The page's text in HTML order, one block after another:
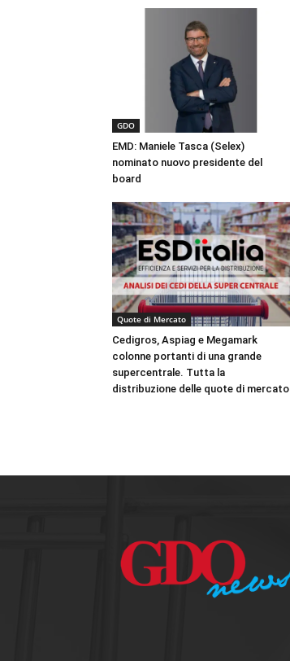
GDO
EMD: Maniele Tasca (Selex)
nominato nuovo presidente del
board
Quote di Mercato
Cedigros, Aspiag e Megamark
colonne portanti di una grande
supercentrale. Tutta la
distribuzione delle quote di mercato